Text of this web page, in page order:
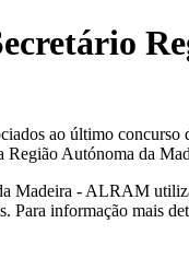
ao último
Autónoma da
Madeira - ALRAM
Para informação mais